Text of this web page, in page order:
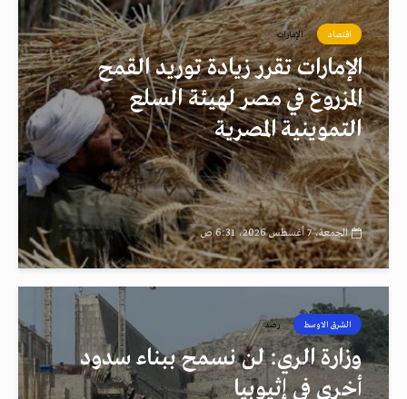
اقتصاد الإمارات
الإمارات تقرر زيادة توريد القمح
المزروع في مصر لهيئة السلع
التموينية المصرية
الجمعة، 7 أغسطس 2026، 6:31 ص
الشرق الاوسط رصد
وزارة الري: لن نسمح ببناء سدود
أخرى في إثيوبيا